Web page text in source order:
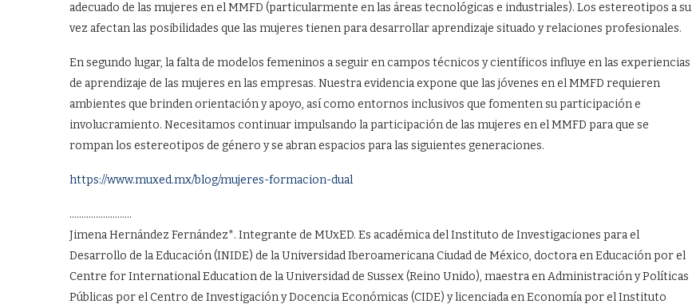
adecuado de las mujeres en el MMFD (particularmente en las áreas tecnológicas e industriales). Los estereotipos a su
vez afectan las posibilidades que las mujeres tienen para desarrollar aprendizaje situado y relaciones profesionales.
En segundo lugar, la falta de modelos femeninos a seguir en campos técnicos y científicos influye en las experiencias
de aprendizaje de las mujeres en las empresas. Nuestra evidencia expone que las jóvenes en el MMFD requieren
ambientes que brinden orientación y apoyo, así como entornos inclusivos que fomenten su participación e
involucramiento. Necesitamos continuar impulsando la participación de las mujeres en el MMFD para que se
rompan los estereotipos de género y se abran espacios para las siguientes generaciones.
https://www.muxed.mx/blog/mujeres-formacion-dual
……………………..
Jimena Hernández Fernández*. Integrante de MUxED. Es académica del Instituto de Investigaciones para el
Desarrollo de la Educación (INIDE) de la Universidad Iberoamericana Ciudad de México, doctora en Educación por el
Centre for International Education de la Universidad de Sussex (Reino Unido), maestra en Administración y Políticas
Públicas por el Centro de Investigación y Docencia Económicas (CIDE) y licenciada en Economía por el Instituto